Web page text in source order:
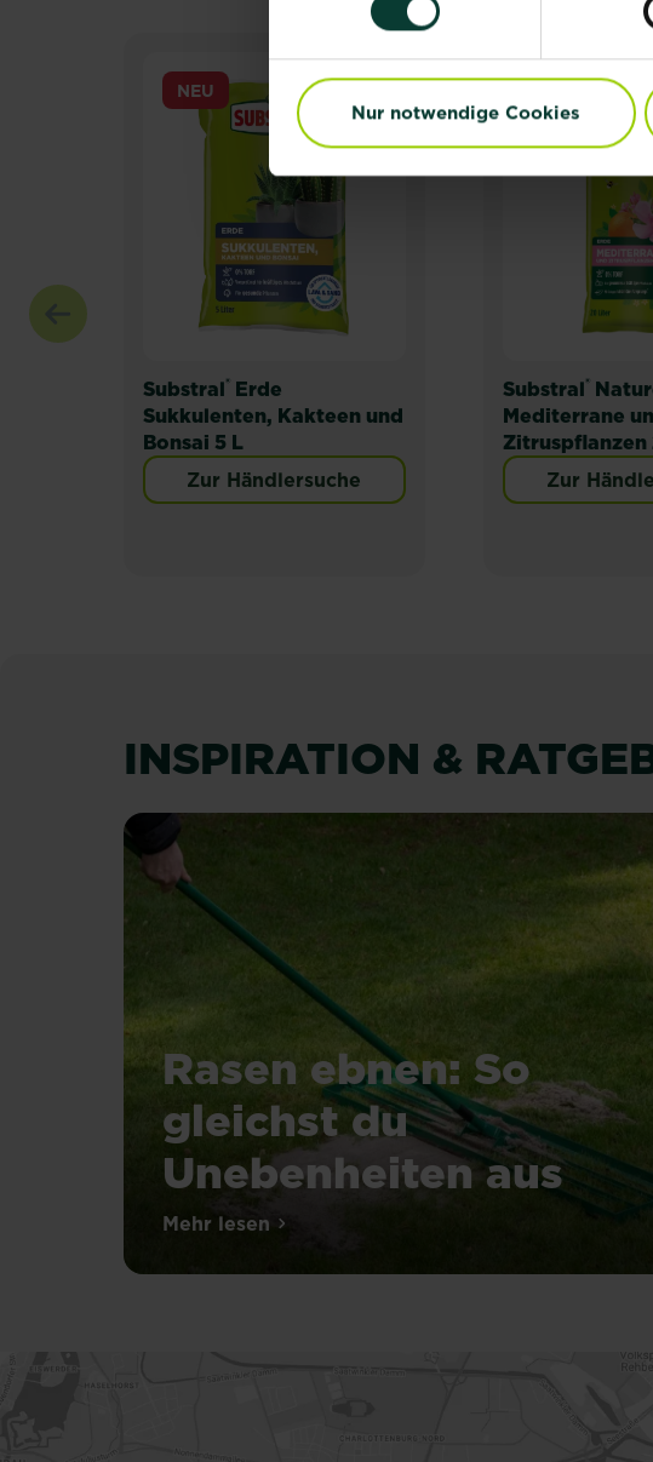
Nur notwendige Cookies
Substral® Erde
Sukkulenten, Kakteen und
Bonsai 5 L
Zur Händlersuche
NEU
Substral®
Mediterrane
Zitruspflanzen
Zur
INSPIRATION &
Rasen ebnen: So
gleichst du
Unebenheiten aus
Mehr lesenüber Rasen ebnen: So gleichst du